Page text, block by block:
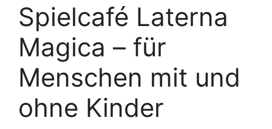
Spielcafé Laterna
Magica – für
Menschen mit und
ohne Kinder